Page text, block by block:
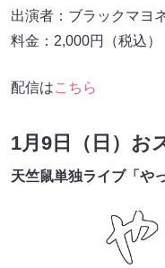
出演者：ブラックマヨ
料金：2,000円（税込）
配信はこちら
1月9日（日）お
天竺鼠単独ライブ「や